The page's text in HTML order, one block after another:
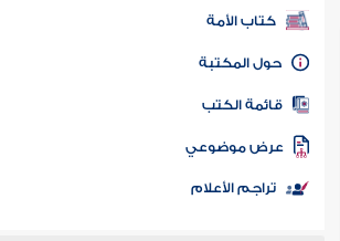
كتب PDF
كتاب الأمة
المكتبة
الكتب
موضوعي